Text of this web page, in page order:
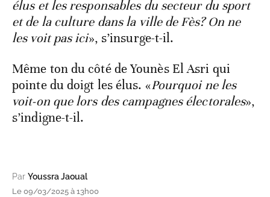
élus et les responsables du secteur du sport
et de la culture dans la ville de Fès? On ne
les voit pas ici», s’insurge-t-il.
Même ton du côté de Younès El Asri qui
pointe du doigt les élus. «Pourquoi ne les
voit-on que lors des campagnes électorales»,
s’indigne-t-il.
Par Youssra Jaoual
Le 09/03/2025 à 13h00